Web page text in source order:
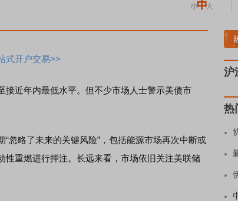
式开户交易>>
近年内最低水平。但不少市场人士警示美债市
忽略了未来的关键风险”，包括能源市场再次中断或
重燃进行押注。长远来看，市场依旧关注美联储
沪
热